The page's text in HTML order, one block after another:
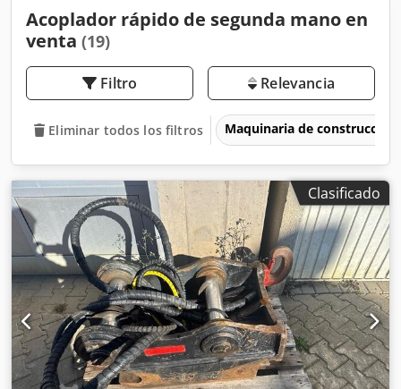
Acoplador rápido de segunda mano en
venta (19)
Filtro Relevancia
Eliminar todos los filtros Maquinaria de construcción
Clasificado